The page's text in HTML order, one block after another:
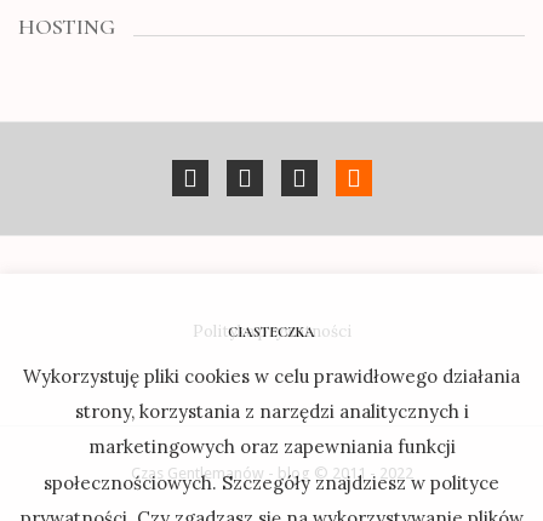
HOSTING
Polityka prywatności
Czas Gentlemanów - blog © 2011 - 2022
CIASTECZKA
Wykorzystuję pliki cookies w celu prawidłowego działania
strony, korzystania z narzędzi analitycznych i
marketingowych oraz zapewniania funkcji
społecznościowych. Szczegóły znajdziesz w polityce